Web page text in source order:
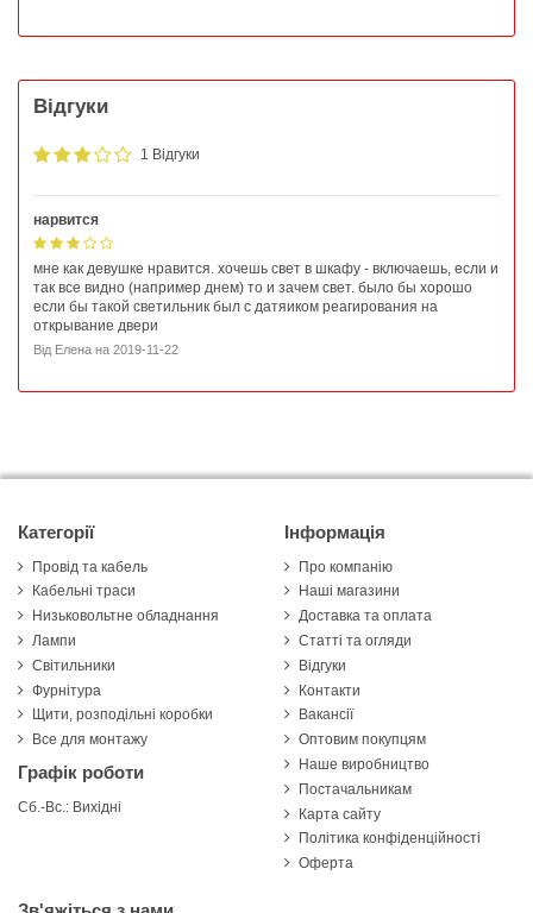
Відгуки
1 Відгуки
нарвится
мне как девушке нравится. хочешь свет в шкафу - включаешь, если и
так все видно (например днем) то и зачем свет. было бы хорошо
если бы такой светильник был с датяиком реагирования на
открывание двери
Від Елена на 2019-11-22
Категорії
Провід та кабель
Кабельні траси
Низьковольтне обладнання
Лампи
Світильники
Фурнітура
Щити, розподільні коробки
Все для монтажу
Графік роботи
Сб.-Вс.: Вихідні
Інформація
Про компанію
Наші магазини
Доставка та оплата
Статті та огляди
Відгуки
Контакти
Вакансії
Оптовим покупцям
Наше виробництво
Постачальникам
Карта сайту
Політика конфіденційності
Оферта